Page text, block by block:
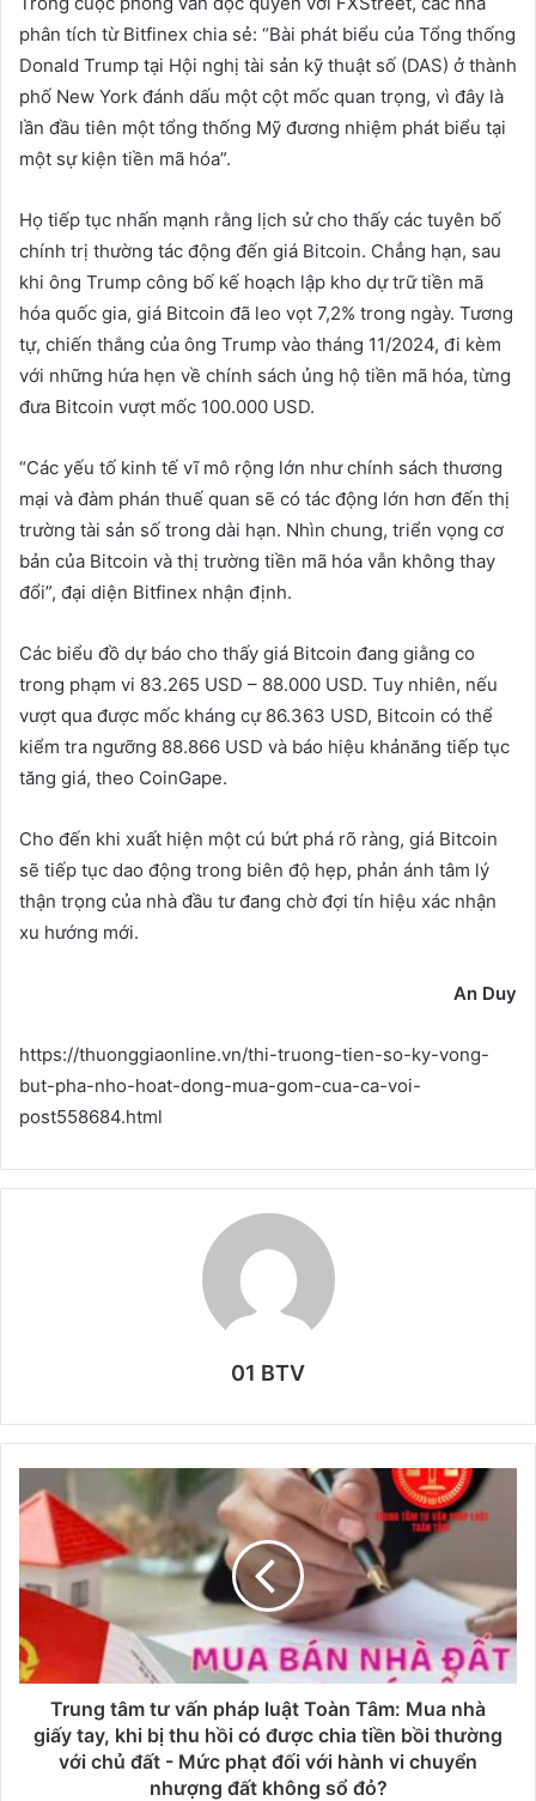
phân tích từ Bitfinex chia sẻ: “Bài phát biểu của Tổng thống
Donald Trump tại Hội nghị tài sản kỹ thuật số (DAS) ở thành
phố New York đánh dấu một cột mốc quan trọng, vì đây là
lần đầu tiên một tổng thống Mỹ đương nhiệm phát biểu tại
một sự kiện tiền mã hóa”.
Họ tiếp tục nhấn mạnh rằng lịch sử cho thấy các tuyên bố
chính trị thường tác động đến giá Bitcoin. Chẳng hạn, sau
khi ông Trump công bố kế hoạch lập kho dự trữ tiền mã
hóa quốc gia, giá Bitcoin đã leo vọt 7,2% trong ngày. Tương
tự, chiến thắng của ông Trump vào tháng 11/2024, đi kèm
với những hứa hẹn về chính sách ủng hộ tiền mã hóa, từng
đưa Bitcoin vượt mốc 100.000 USD.
“Các yếu tố kinh tế vĩ mô rộng lớn như chính sách thương
mại và đàm phán thuế quan sẽ có tác động lớn hơn đến thị
trường tài sản số trong dài hạn. Nhìn chung, triển vọng cơ
bản của Bitcoin và thị trường tiền mã hóa vẫn không thay
đổi”, đại diện Bitfinex nhận định.
Các biểu đồ dự báo cho thấy giá Bitcoin đang giằng co
trong phạm vi 83.265 USD – 88.000 USD. Tuy nhiên, nếu
vượt qua được mốc kháng cự 86.363 USD, Bitcoin có thể
kiểm tra ngưỡng 88.866 USD và báo hiệu khảnăng tiếp tục
tăng giá, theo CoinGape.
Cho đến khi xuất hiện một cú bứt phá rõ ràng, giá Bitcoin
sẽ tiếp tục dao động trong biên độ hẹp, phản ánh tâm lý
thận trọng của nhà đầu tư đang chờ đợi tín hiệu xác nhận
xu hướng mới.
An Duy
https://thuonggiaonline.vn/thi-truong-tien-so-ky-vong-
but-pha-nho-hoat-dong-mua-gom-cua-ca-voi-
post558684.html
01 BTV
Trung tâm tư vấn pháp luật Toàn Tâm: Mua nhà
giấy tay, khi bị thu hồi có được chia tiền bồi thường
với chủ đất - Mức phạt đối với hành vi chuyển
nhượng đất không sổ đỏ?